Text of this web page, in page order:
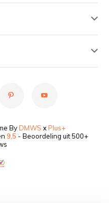
ByDMWS xPlus+
9,5 - Beoordeling uit 500+